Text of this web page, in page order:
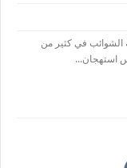
الشوائب في كثير من
استهجان...